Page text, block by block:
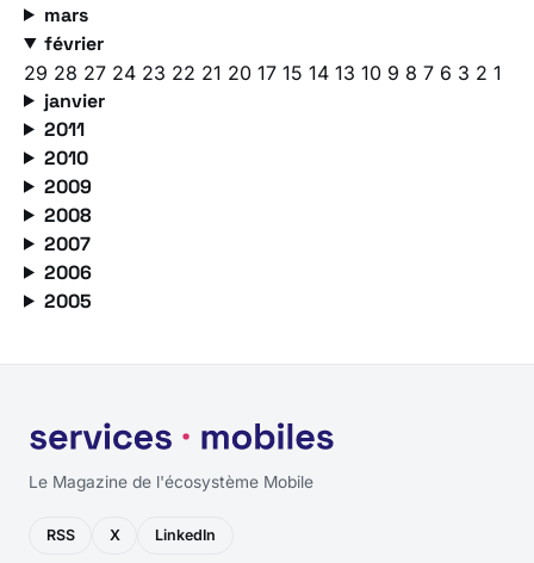
mars
février
29 28 27 24 23 22 21 20 17 15 14 13 10 9 8 7 6 3 2 1
janvier
2011
2010
2009
2008
2007
2006
2005
Le Magazine de l'écosystème Mobile
RSS X LinkedIn